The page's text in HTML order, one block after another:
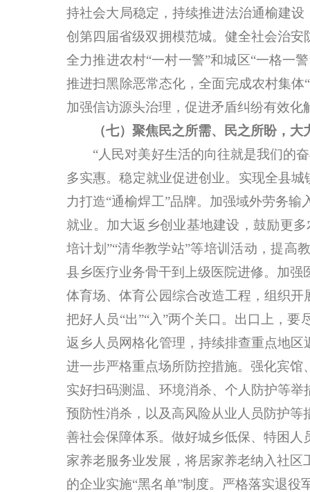
持社会大局稳定，持续推进法治通榆建
创第四届省级双拥模范城。健全社会治
全力推进农村“一村一警”和城区“一格一
推进扫黑除恶常态化，全面完成农村集
加强信访源头治理，促进矛盾纠纷有效
（七）聚焦民之所需、民之所盼，大
“人民对美好生活的向往就是我们的奋
多实惠。稳定就业促进创业。实现全县
力打造“通榆焊工”品牌。加强域外劳务
就业。加大返乡创业基地建设，鼓励更
培计划”“清华教学站”等培训活动，提高
县乡医疗业务骨干到上级医院进修。加
体育场、体育公园综合改造工程，组织
把好人员“出”“入”两个关口。出口上，
返乡人员网格化管理，持续排查重点地
进一步严格重点场所防控措施。强化宾
实好扫码测温、环境消杀、个人防护等
预防性消杀，以及高风险从业人员防护
善社会保障体系。做好城乡低保、特困
家养老服务业发展，将居家养老纳入社
的企业实施“黑名单”制度。严格落实退